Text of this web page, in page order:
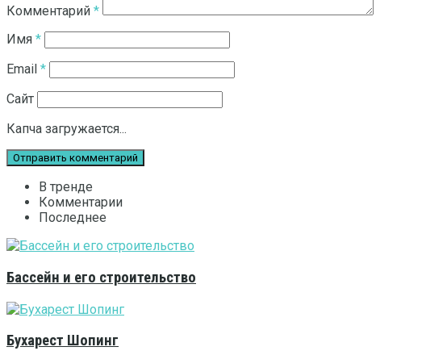
Комментарий *
Имя *
Email *
Сайт
Капча загружается...
В тренде
Комментарии
Последнее
Бассейн и его строительство
Бухарест Шопинг